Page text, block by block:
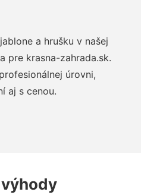
a hrušku v našej
pre krasna-zahrada.sk.
úrovni,
aj s cenou.